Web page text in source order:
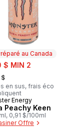
au Canada
$ MIN 2
$
en sus, frais éco
au Canada
Energy
Peachy Keen
0,91 $/100ml
Offre